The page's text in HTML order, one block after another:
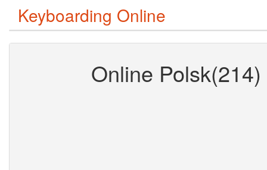
Keyboarding Online
Online